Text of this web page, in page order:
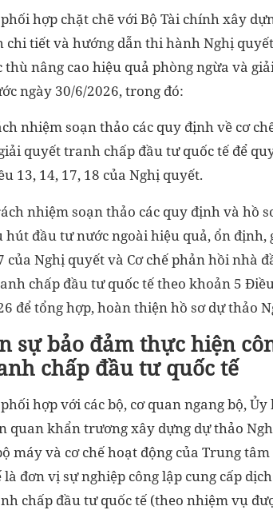
hợp chặt chẽ với Bộ Tài chính xây
tiết và hướng dẫn thi hành Nghị
thù nâng cao hiệu quả phòng ngừa và
ngày 30/6/2026, trong đó:
nhiệm soạn thảo các quy định về cơ
quyết tranh chấp đầu tư quốc tế để
13, 14, 17, 18 của Nghị quyết.
nhiệm soạn thảo các quy định và hồ
hút đầu tư nước ngoài hiệu quả, ổn
của Nghị quyết và Cơ chế phản hồi nhà
chấp đầu tư quốc tế theo khoản 5
để tổng hợp, hoàn thiện hồ sơ dự thảo
sự bảo đảm thực hiện
chấp đầu tư quốc tế
hợp với các bộ, cơ quan ngang bộ,
quan khẩn trương xây dựng dự thảo
máy và cơ chế hoạt động của Trung
đơn vị sự nghiệp công lập cung cấp
chấp đầu tư quốc tế (theo nhiệm vụ